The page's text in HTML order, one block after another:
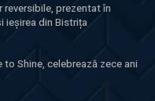
prezentat în
ieșirea din Bistrița
Shine, celebrează zece ani